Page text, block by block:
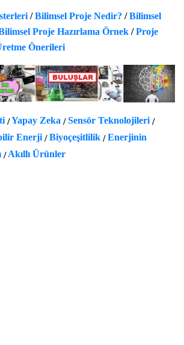
/Bilimsel Proje Nedir? /Bilimsel
Proje Hazırlama Örnek /Proje
Önerileri
/Yapay Zeka / Sensör Teknolojileri/
Enerji/ Biyoçeşitlilik / Enerjinin
/Akıllı Ürünler